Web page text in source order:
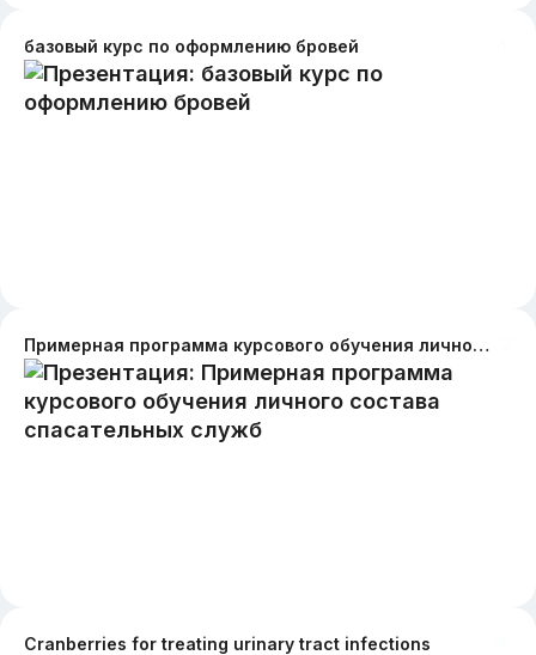
базовый курс по оформлению бровей
Примерная программа курсового обучения личного состава спасательных служб
Cranberries for treating urinary tract infections